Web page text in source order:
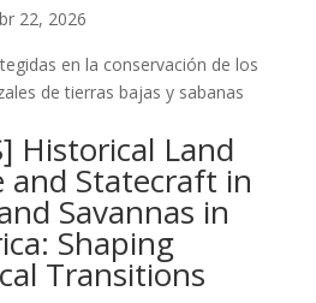
22, 2026
en la conservación de los
de tierras bajas y sabanas
Historical Land
and Statecraft in
Savannas in
Shaping
Transitions